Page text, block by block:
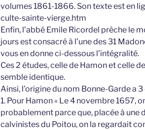
volumes 1861-1866. Son texte est en
culte-sainte-vierge.htm
Enfin, l’abbé Emile Ricordel prêche le
jours est consacré à l’une des 31
vous en donne ci-dessous l’intégralité.
Ces 2 études, celle de Hamon et celle
semble identique.
Ainsi, l’origine du nom Bonne-Garde a
1. Pour Hamon « Le 4 novembre 1657,
probablement parce que, placée à une
calvinistes du Poitou, on la regardait